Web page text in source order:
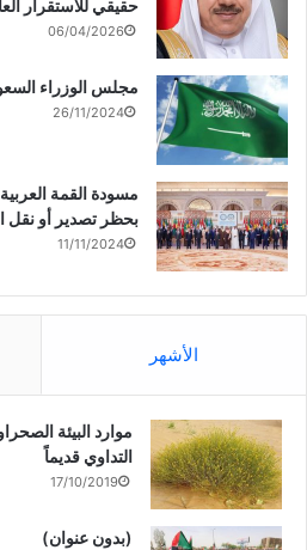
حقيقي للاستقرار
06/04/2026
مجلس الوزراء السعودي
26/11/2024
مسودة القمة
بحظر تصدير أو نقل
11/11/2024
الأشهر
موارد البيئة
التداوي قديماً
17/10/2019
(بدون عنوان)